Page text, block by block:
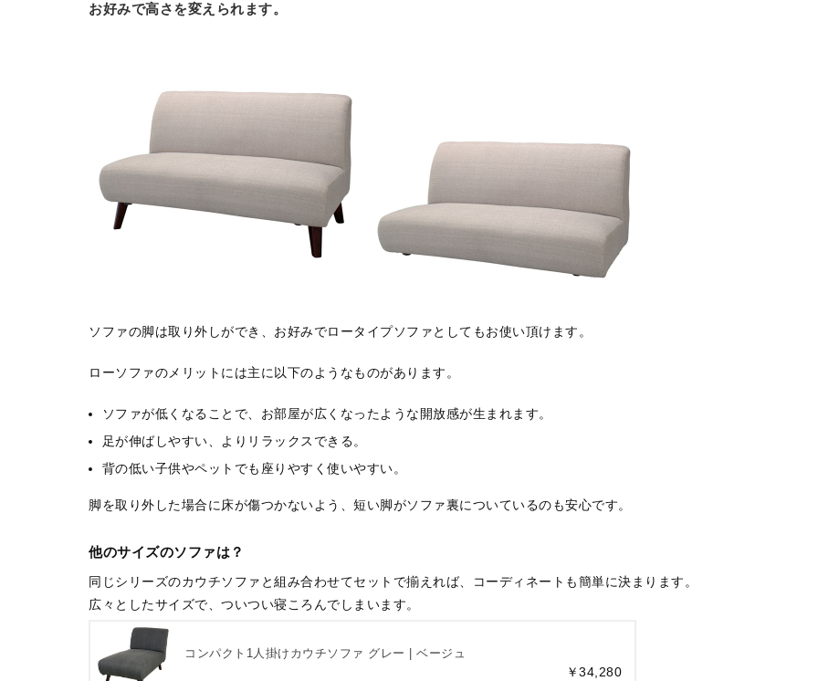
お好みで高さを変えられます。
ソファの脚は取り外しができ、お好みでロータイプソファとしてもお使い頂けます。
ローソファのメリットには主に以下のようなものがあります。
ソファが低くなることで、お部屋が広くなったような開放感が生まれます。
足が伸ばしやすい、よりリラックスできる。
背の低い子供やペットでも座りやすく使いやすい。
脚を取り外した場合に床が傷つかないよう、短い脚がソファ裏についているのも安心です。
他のサイズのソファは？
同じシリーズのカウチソファと組み合わせてセットで揃えれば、コーディネートも簡単に決まります。
広々としたサイズで、ついつい寝ころんでしまいます。
コンパクト1人掛けカウチソファ グレー | ベージュ
￥34,280